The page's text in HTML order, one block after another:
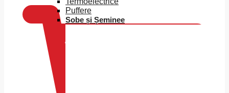
Puffere
Sobe și Șeminee